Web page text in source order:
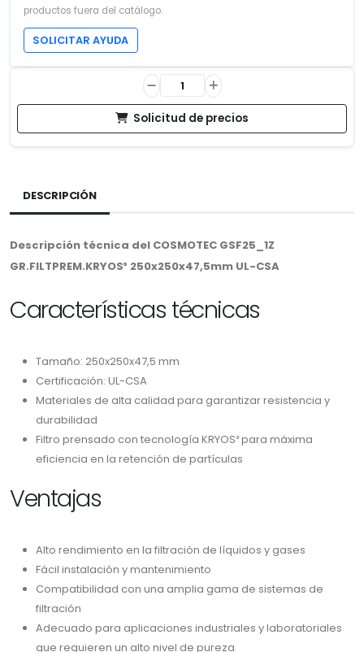
productos fuera del catálogo.
SOLICITAR AYUDA
Solicitud de precios
DESCRIPCIÓN
Descripción técnica del COSMOTEC GSF25_1Z
GR.FILTPREM.KRYOS³ 250x250x47,5mm UL-CSA
Características técnicas
Tamaño: 250x250x47,5 mm
Certificación: UL-CSA
Materiales de alta calidad para garantizar resistencia y
durabilidad
Filtro prensado con tecnología KRYOS³ para máxima
eficiencia en la retención de partículas
Ventajas
Alto rendimiento en la filtración de líquidos y gases
Fácil instalación y mantenimiento
Compatibilidad con una amplia gama de sistemas de
filtración
Adecuado para aplicaciones industriales y laboratoriales
que requieren un alto nivel de pureza